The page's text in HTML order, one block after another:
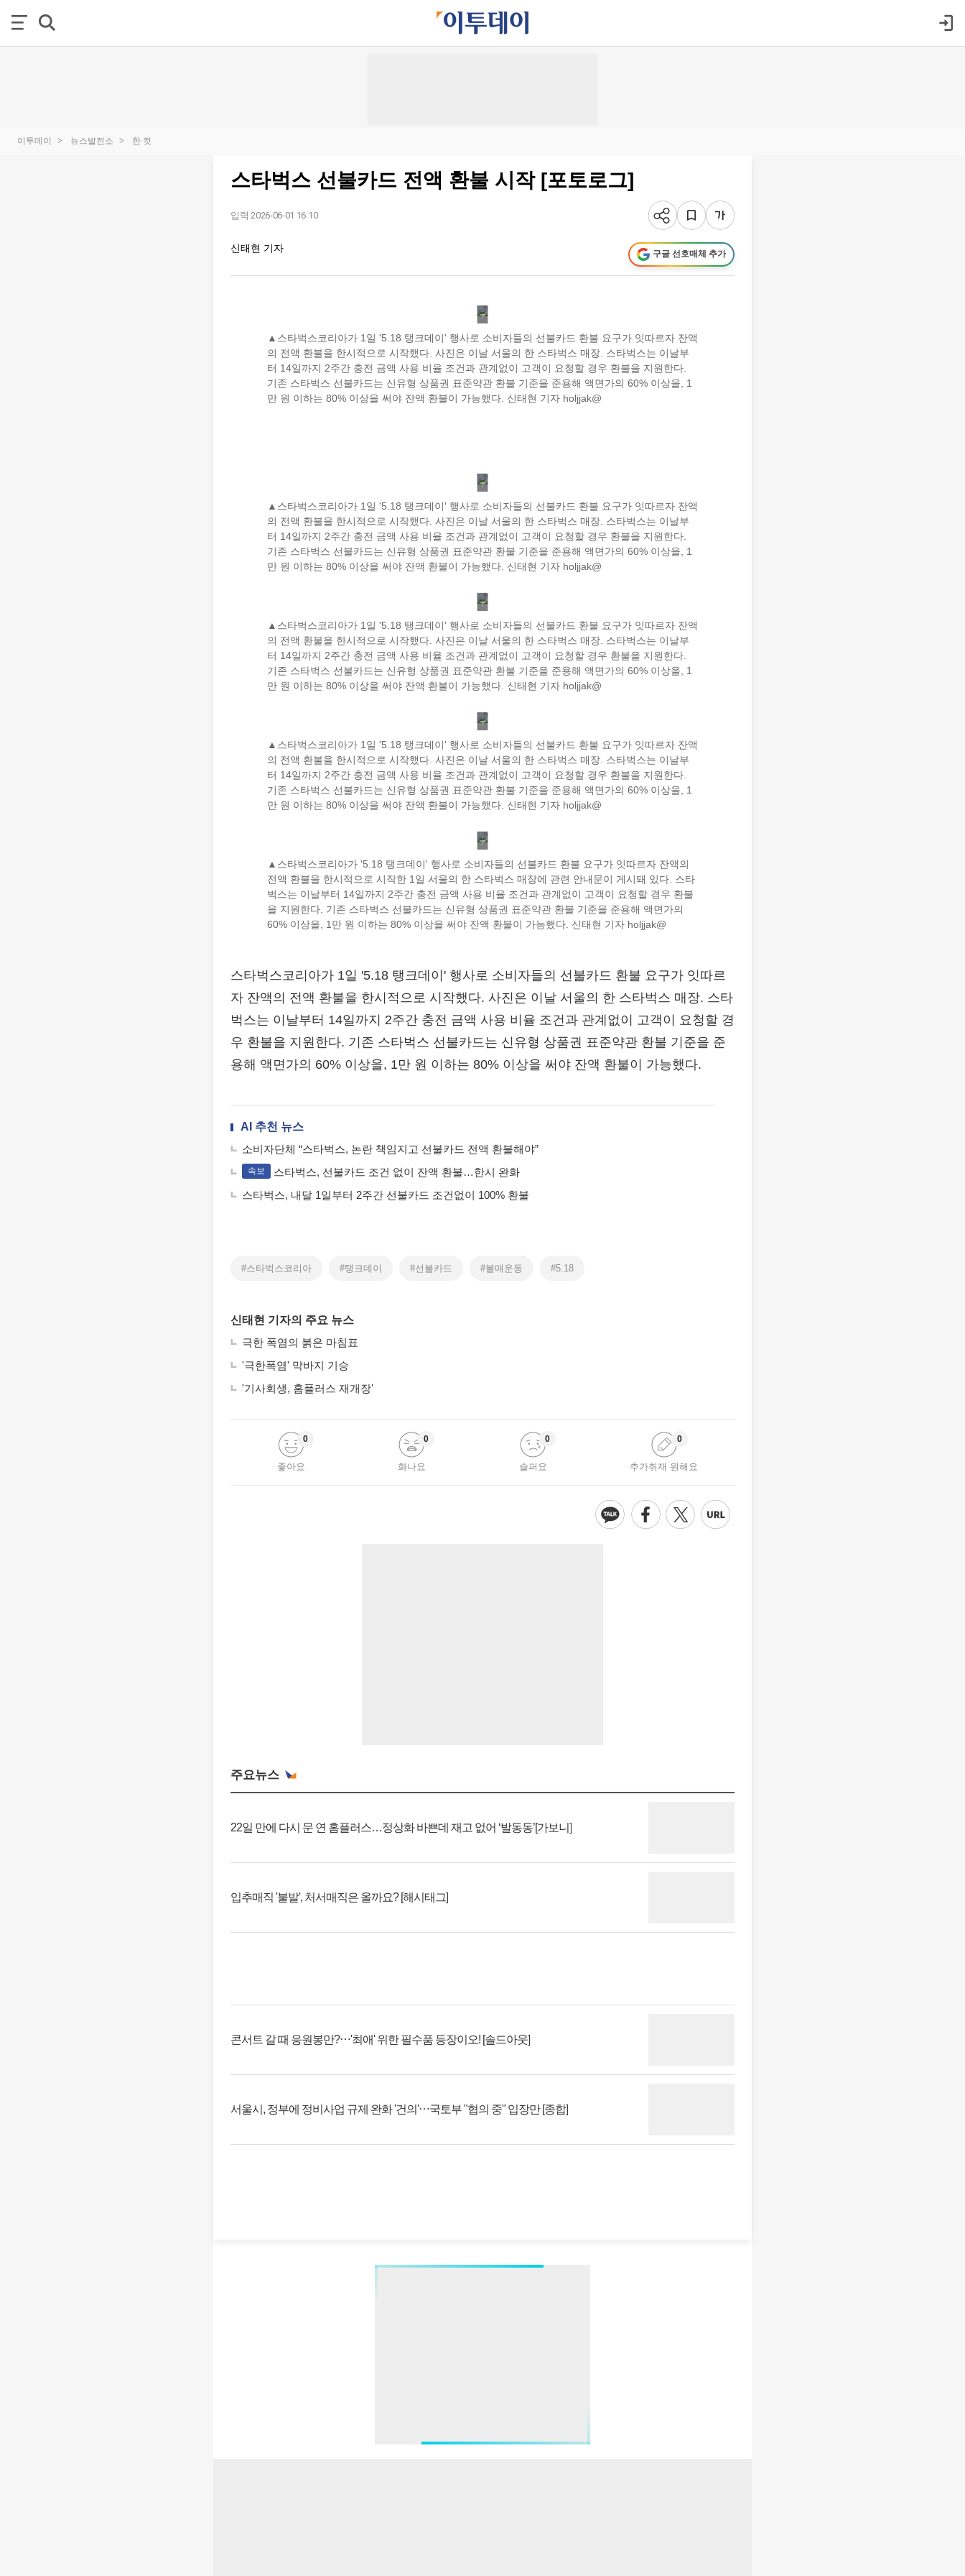
이투데이 뉴스발전소 한 컷
스타벅스 선불카드 전액 환불 시작 [포토로그]
입력 2026-06-01 16:10
신태현 기자 구글 선호매체 추가
▲스타벅스코리아가 1일 '5.18 탱크데이' 행사로 소비자들의 선불카드 환불 요구가 잇따르자 잔액
의 전액 환불을 한시적으로 시작했다. 사진은 이날 서울의 한 스타벅스 매장. 스타벅스는 이날부
터 14일까지 2주간 충전 금액 사용 비율 조건과 관계없이 고객이 요청할 경우 환불을 지원한다.
기존 스타벅스 선불카드는 신유형 상품권 표준약관 환불 기준을 준용해 액면가의 60% 이상을, 1
만 원 이하는 80% 이상을 써야 잔액 환불이 가능했다. 신태현 기자 holjjak@
▲스타벅스코리아가 1일 '5.18 탱크데이' 행사로 소비자들의 선불카드 환불 요구가 잇따르자 잔액
의 전액 환불을 한시적으로 시작했다. 사진은 이날 서울의 한 스타벅스 매장. 스타벅스는 이날부
터 14일까지 2주간 충전 금액 사용 비율 조건과 관계없이 고객이 요청할 경우 환불을 지원한다.
기존 스타벅스 선불카드는 신유형 상품권 표준약관 환불 기준을 준용해 액면가의 60% 이상을, 1
만 원 이하는 80% 이상을 써야 잔액 환불이 가능했다. 신태현 기자 holjjak@
▲스타벅스코리아가 1일 '5.18 탱크데이' 행사로 소비자들의 선불카드 환불 요구가 잇따르자 잔액
의 전액 환불을 한시적으로 시작했다. 사진은 이날 서울의 한 스타벅스 매장. 스타벅스는 이날부
터 14일까지 2주간 충전 금액 사용 비율 조건과 관계없이 고객이 요청할 경우 환불을 지원한다.
기존 스타벅스 선불카드는 신유형 상품권 표준약관 환불 기준을 준용해 액면가의 60% 이상을, 1
만 원 이하는 80% 이상을 써야 잔액 환불이 가능했다. 신태현 기자 holjjak@
▲스타벅스코리아가 1일 '5.18 탱크데이' 행사로 소비자들의 선불카드 환불 요구가 잇따르자 잔액
의 전액 환불을 한시적으로 시작했다. 사진은 이날 서울의 한 스타벅스 매장. 스타벅스는 이날부
터 14일까지 2주간 충전 금액 사용 비율 조건과 관계없이 고객이 요청할 경우 환불을 지원한다.
기존 스타벅스 선불카드는 신유형 상품권 표준약관 환불 기준을 준용해 액면가의 60% 이상을, 1
만 원 이하는 80% 이상을 써야 잔액 환불이 가능했다. 신태현 기자 holjjak@
▲스타벅스코리아가 '5.18 탱크데이' 행사로 소비자들의 선불카드 환불 요구가 잇따르자 잔액의
전액 환불을 한시적으로 시작한 1일 서울의 한 스타벅스 매장에 관련 안내문이 게시돼 있다. 스타
벅스는 이날부터 14일까지 2주간 충전 금액 사용 비율 조건과 관계없이 고객이 요청할 경우 환불
을 지원한다. 기존 스타벅스 선불카드는 신유형 상품권 표준약관 환불 기준을 준용해 액면가의
60% 이상을, 1만 원 이하는 80% 이상을 써야 잔액 환불이 가능했다. 신태현 기자 holjjak@
스타벅스코리아가 1일 '5.18 탱크데이' 행사로 소비자들의 선불카드 환불 요구가 잇따르
자 잔액의 전액 환불을 한시적으로 시작했다. 사진은 이날 서울의 한 스타벅스 매장. 스타
벅스는 이날부터 14일까지 2주간 충전 금액 사용 비율 조건과 관계없이 고객이 요청할 경
우 환불을 지원한다. 기존 스타벅스 선불카드는 신유형 상품권 표준약관 환불 기준을 준
용해 액면가의 60% 이상을, 1만 원 이하는 80% 이상을 써야 잔액 환불이 가능했다.
AI 추천 뉴스
소비자단체 “스타벅스, 논란 책임지고 선불카드 전액 환불해야”
속보
스타벅스, 선불카드 조건 없이 잔액 환불…한시 완화
스타벅스, 내달 1일부터 2주간 선불카드 조건없이 100% 환불
#스타벅스코리아 #탱크데이 #선불카드 #불매운동 #5.18
신태현 기자의 주요 뉴스
극한 폭염의 붉은 마침표
'극한폭염' 막바지 기승
'기사회생, 홈플러스 재개장'
좋아요
0
화나요
0
슬퍼요
0
추가취재 원해요
0
주요뉴스
22일 만에 다시 문 연 홈플러스…정상화 바쁜데 재고 없어 ‘발동동’[가보니]
입추매직 '불발', 처서매직은 올까요? [해시태그]
콘서트 갈 때 응원봉만?⋯'최애' 위한 필수품 등장이오! [솔드아웃]
서울시, 정부에 정비사업 규제 완화 '건의'⋯국토부 "협의 중" 입장만 [종합]